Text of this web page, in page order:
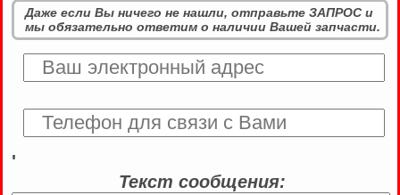
Даже если Вы ничего не нашли, отправьте ЗАПРОС и
мы обязательно ответим о наличии Вашей запчасти.
'
Текст сообщения: